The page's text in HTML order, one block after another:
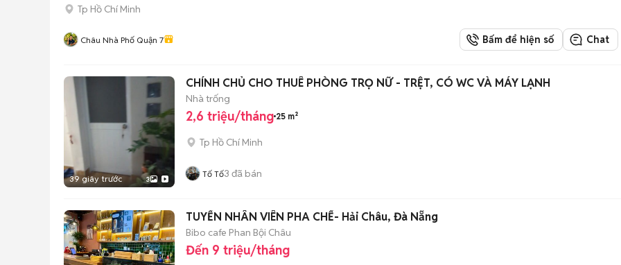
Tp Hồ Chí Minh
Châu Nhà Phố Quận 7 Bấm để hiện số Chat
39 giây trước 3
CHÍNH CHỦ CHO THUÊ PHÒNG TRỌ NỮ - TRỆT, CÓ WC VÀ MÁY LẠNH
Nhà trống
2,6 triệu/tháng 25 m²
Tp Hồ Chí Minh
Tố Tố3 đã bán
TUYỂN NHÂN VIÊN PHA CHẾ- Hải Châu, Đà Nẵng
Bibo cafe Phan Bội Châu
Đến 9 triệu/tháng